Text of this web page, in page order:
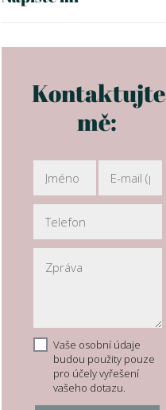
Kontaktujte
mě:
Vaše osobní údaje
budou použity pouze
pro účely vyřešení
vašeho dotazu.